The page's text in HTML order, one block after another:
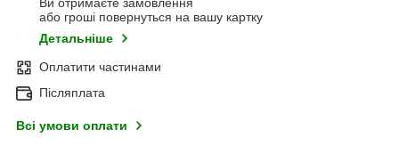
або гроші повернуться на вашу картку
Детальніше
Оплатити частинами
Післяплата
Всі умови оплати